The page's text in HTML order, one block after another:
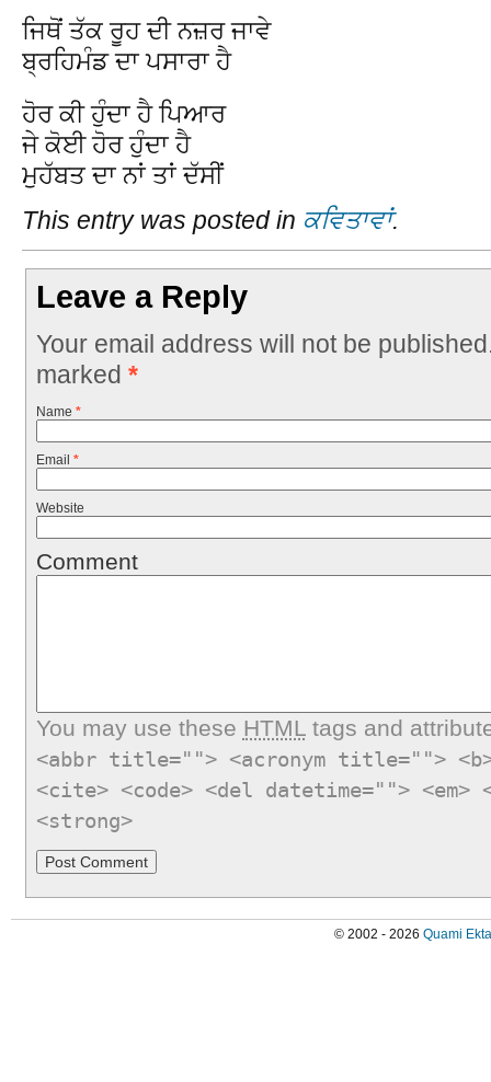
ਜਿਥੋਂ ਤੱਕ ਰੂਹ ਦੀ ਨਜ਼ਰ ਜਾਵੇ
ਬ੍ਰਹਿਮੰਡ ਦਾ ਪਸਾਰਾ ਹੈ
ਹੋਰ ਕੀ ਹੁੰਦਾ ਹੈ ਪਿਆਰ
ਜੇ ਕੋਈ ਹੋਰ ਹੁੰਦਾ ਹੈ
ਮੁਹੱਬਤ ਦਾ ਨਾਂ ਤਾਂ ਦੱਸੀਂ
This entry was posted in ਕਵਿਤਾਵਾਂ.
Leave a Reply
Your email address will not be
marked *
Name *
Email *
Website
Comment
You may use these HTMLtags and
<abbr title=""> <acronym title="">
<cite> <code> <del datetime="">
<strong>
© 2002 - 2026 Quami